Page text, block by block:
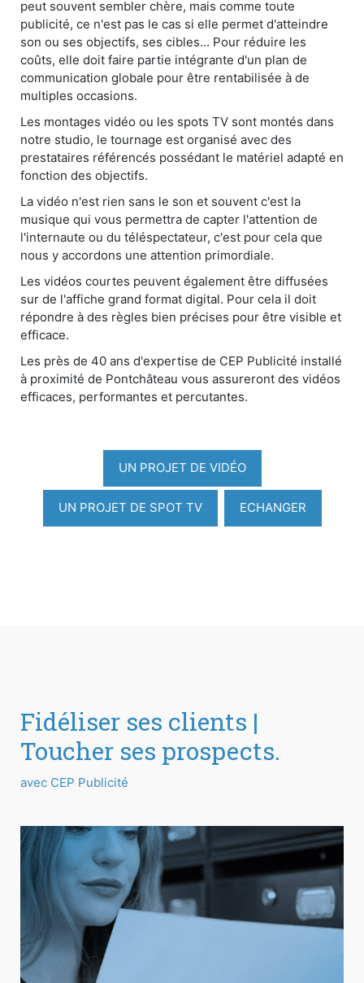
peut souvent sembler chère, mais comme toute
publicité, ce n'est pas le cas si elle permet d'atteindre
son ou ses objectifs, ses cibles... Pour réduire les
coûts, elle doit faire partie intégrante d'un plan de
communication globale pour être rentabilisée à de
multiples occasions.
Les montages vidéo ou les spots TV sont montés dans
notre studio, le tournage est organisé avec des
prestataires référencés possédant le matériel adapté en
fonction des objectifs.
La vidéo n'est rien sans le son et souvent c'est la
musique qui vous permettra de capter l'attention de
l'internaute ou du téléspectateur, c'est pour cela que
nous y accordons une attention primordiale.
Les vidéos courtes peuvent également être diffusées
sur de l'affiche grand format digital. Pour cela il doit
répondre à des règles bien précises pour être visible et
efficace.
Les près de 40 ans d'expertise de CEP Publicité installé
à proximité de Pontchâteau vous assureront des vidéos
efficaces, performantes et percutantes.
UN PROJET DE VIDÉO
UN PROJET DE SPOT TV ECHANGER
Fidéliser ses clients |
Toucher ses prospects.
avec CEP Publicité